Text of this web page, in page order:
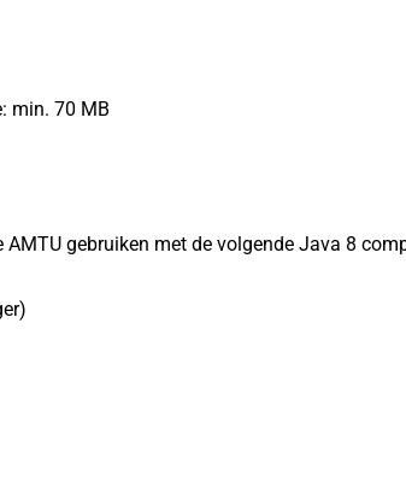
min. 70 MB
AMTU gebruiken met de volgende Java 8